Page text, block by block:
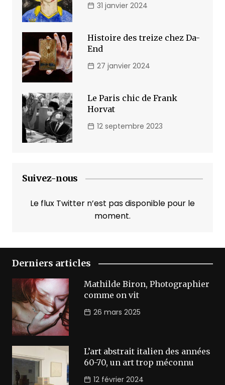
31 janvier 2024
Histoire des treize chez Da-
End
27 janvier 2024
Le Paris chic de Frank
Horvat
12 septembre 2023
Suivez-nous
Le flux Twitter n’est pas disponible pour le
moment.
Derniers articles
Mathilde Biron, Photographier
comme on vit
26 mars 2025
L’art abstrait italien des années
60-70, un art trop méconnu
12 février 2024